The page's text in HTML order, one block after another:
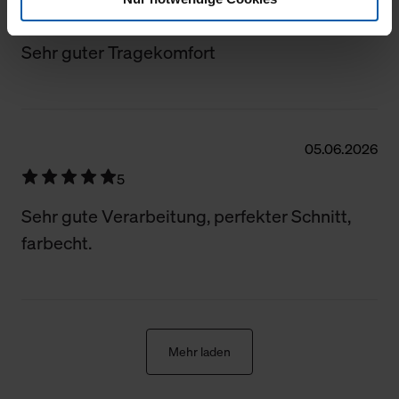
Klicken Sie auf "Alle erlauben", damit wir alle Cookies
Einkaufserlebnis verwenden dürfen. Über die jeweiligen
Fall Sie nur die notwendigen Cookies erlauben möchten,
verwenden wir lediglich die erwähnten technisch
Über den Reiter „Details“ erfahren Sie weiterführende
5
Sehr guter Tragekomfort
05.06.2026
5
Sehr gute Verarbeitung, perfekter Schnitt,
farbecht.
Mehr laden